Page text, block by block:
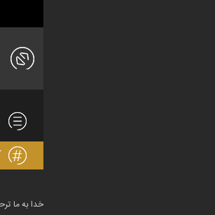
خدا به ما